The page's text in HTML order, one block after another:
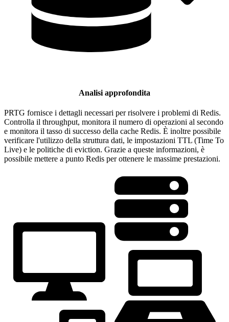
Analisi approfondita
PRTG fornisce i dettagli necessari per risolvere i problemi di Redis.
Controlla il throughput, monitora il numero di operazioni al secondo
e monitora il tasso di successo della cache Redis. È inoltre possibile
verificare l'utilizzo della struttura dati, le impostazioni TTL (Time To
Live) e le politiche di eviction. Grazie a queste informazioni, è
possibile mettere a punto Redis per ottenere le massime prestazioni.